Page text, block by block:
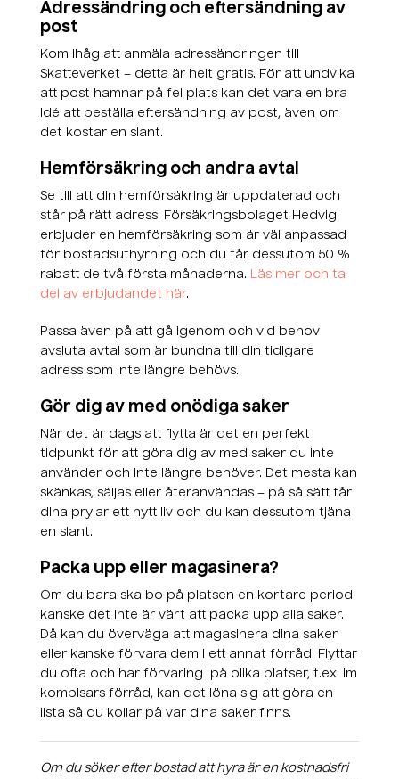
Adressändring och eftersändning av
post
Kom ihåg att anmäla adressändringen till
Skatteverket – detta är helt gratis. För att undvika
att post hamnar på fel plats kan det vara en bra
idé att beställa eftersändning av post, även om
det kostar en slant.
Hemförsäkring och andra avtal
Se till att din hemförsäkring är uppdaterad och
står på rätt adress. Försäkringsbolaget Hedvig
erbjuder en hemförsäkring som är väl anpassad
för bostadsuthyrning och du får dessutom 50 %
rabatt de två första månaderna. Läs mer och ta
del av erbjudandet här.
Passa även på att gå igenom och vid behov
avsluta avtal som är bundna till din tidigare
adress som inte längre behövs.
Gör dig av med onödiga saker
När det är dags att flytta är det en perfekt
tidpunkt för att göra dig av med saker du inte
använder och inte längre behöver. Det mesta kan
skänkas, säljas eller återanvändas – på så sätt får
dina prylar ett nytt liv och du kan dessutom tjäna
en slant.
Packa upp eller magasinera?
Om du bara ska bo på platsen en kortare period
kanske det inte är värt att packa upp alla saker.
Då kan du överväga att magasinera dina saker
eller kanske förvara dem i ett annat förråd. Flyttar
du ofta och har förvaring på olika platser, t.ex. im
kompisars förråd, kan det löna sig att göra en
lista så du kollar på var dina saker finns.
Om du söker efter bostad att hyra är en kostnadsfri